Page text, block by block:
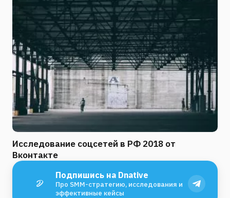
Исследование соцсетей в РФ 2018 от
Вконтакте
Подпишись на Dnative
Про SMM-стратегию, исследования и
эффективные кейсы